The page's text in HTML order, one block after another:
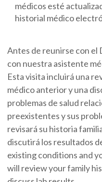
médicos esté
historial médico
Antes de reunirse con el
con nuestra asistente
Esta visita incluirá una
médico anterior y una
problemas de salud
preexistentes y sus
revisará su historia
discutirá los resultados
existing conditions and
will review your family